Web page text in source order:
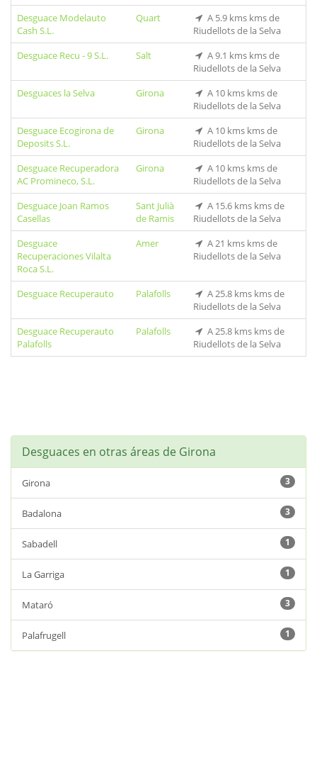
Desguace Modelauto
Cash S.L.
Quart
A 5.9 kms kms de
Riudellots de la Selva
Desguace Recu - 9 S.L.
Salt
A 9.1 kms kms de
Riudellots de la Selva
Desguaces la Selva
Girona
A 10 kms kms de
Riudellots de la Selva
Desguace Ecogirona de
Deposits S.L.
Girona
A 10 kms kms de
Riudellots de la Selva
Desguace Recuperadora
AC Promineco, S.L.
Girona
A 10 kms kms de
Riudellots de la Selva
Desguace Joan Ramos
Casellas
Sant Julià
de Ramis
A 15.6 kms kms de
Riudellots de la Selva
Desguace
Recuperaciones Vilalta
Roca S.L.
Amer
A 21 kms kms de
Riudellots de la Selva
Desguace Recuperauto Palafolls
A 25.8 kms kms de
Riudellots de la Selva
Desguace Recuperauto
Palafolls
Palafolls
A 25.8 kms kms de
Riudellots de la Selva
Desguaces en otras áreas de Girona
Girona 3
Badalona 3
Sabadell 1
La Garriga 1
Mataró 3
Palafrugell 1